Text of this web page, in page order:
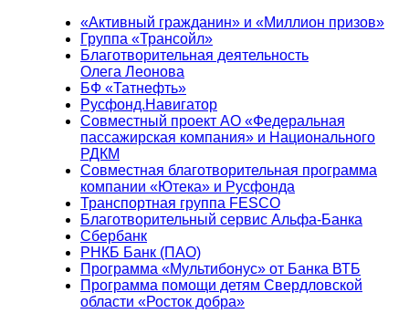
«Активный гражданин» и «Миллион призов»
Группа «Трансойл»
Благотворительная деятельность
Олега Леонова
БФ «Татнефть»
Русфонд.Навигатор
Совместный проект АО «Федеральная
пассажирская компания» и Национального
РДКМ
Совместная благотворительная программа
компании «Ютека» и Русфонда
Транспортная группа FESCO
Благотворительный сервис Альфа-Банка
Сбербанк
РНКБ Банк (ПАО)
Программа «Мультибонус» от Банка ВТБ
Программа помощи детям Свердловской
области «Росток добра»